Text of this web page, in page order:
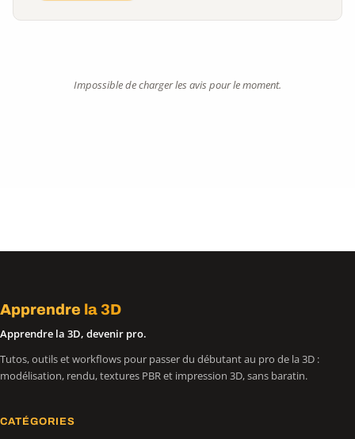
Impossible de charger les avis pour le moment.
Apprendre la 3D
Apprendre la 3D, devenir pro.
Tutos, outils et workflows pour passer du débutant au pro de la 3D :
modélisation, rendu, textures PBR et impression 3D, sans baratin.
CATÉGORIES